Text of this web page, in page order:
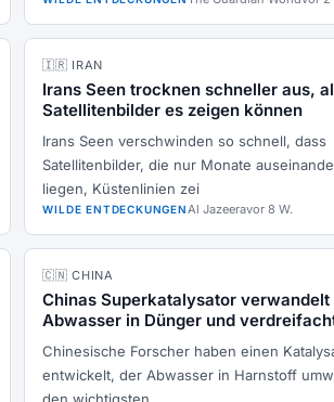
🇮🇷 IRAN
Irans Seen trocknen schneller aus,
Satellitenbilder es zeigen können
Irans Seen verschwinden so schnell, dass
Satellitenbilder, die nur Monate
liegen, Küstenlinien zei
WILDE ENTDECKUNGENAl Jazeeravor 8 W.
🇨🇳 CHINA
Chinas Superkatalysator verwandelt
Abwasser in Dünger und
Ausbeute
Chinesische Forscher haben einen
entwickelt, der Abwasser in Harnstoff